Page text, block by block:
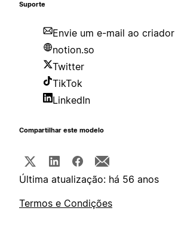
Suporte
Envie um e-mail ao criador
notion.so
Twitter
TikTok
LinkedIn
Compartilhar este modelo
Última atualização: há 56 anos
Termos e Condições